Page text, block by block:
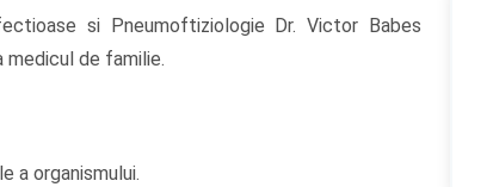
si Pneumoftiziologie Dr. Victor Babes
medicul de familie.
a organismului.